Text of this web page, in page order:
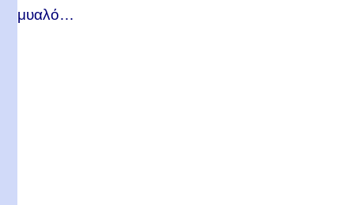
μυαλό…